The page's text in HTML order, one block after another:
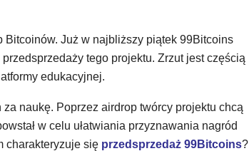
Już w najbliższy piątek 99Bitcoins
tego projektu. Zrzut jest częścią
edukacyjnej.
naukę. Poprzez airdrop twórcy projektu chcą
w celu ułatwiania przyznawania nagród
charakteryzuje się przedsprzedaż 99Bitcoins?